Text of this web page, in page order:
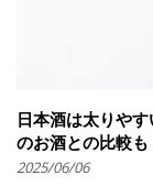
日本酒は太りや
のお酒との比較も
2025/06/06